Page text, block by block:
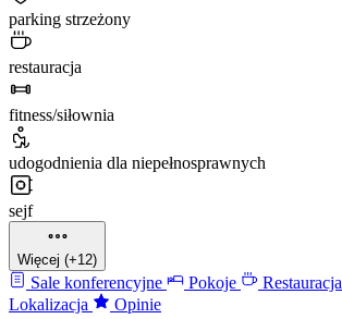
parking strzeżony
restauracja
fitness/siłownia
udogodnienia dla niepełnosprawnych
sejf
Więcej (+12)
Sale konferencyjne Pokoje Restauracja
Lokalizacja
Opinie